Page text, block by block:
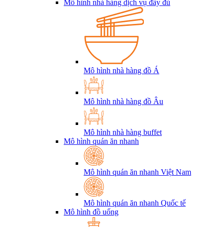
Mô hình nhà hàng dịch vụ đầy đủ
Mô hình nhà hàng đồ Á
Mô hình nhà hàng đồ Âu
Mô hình nhà hàng buffet
Mô hình quán ăn nhanh
Mô hình quán ăn nhanh Việt Nam
Mô hình quán ăn nhanh Quốc tế
Mô hình đồ uống